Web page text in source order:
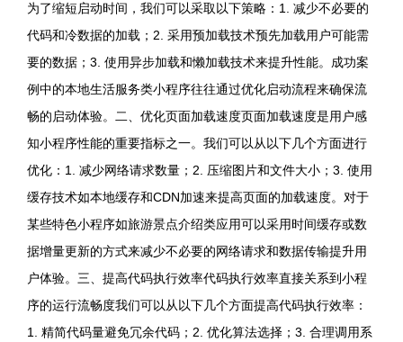
为了缩短启动时间，我们可以采取以下策略：1. 减少不必要的
代码和冷数据的加载；2. 采用预加载技术预先加载用户可能需
要的数据；3. 使用异步加载和懒加载技术来提升性能。成功案
例中的本地生活服务类小程序往往通过优化启动流程来确保流
畅的启动体验。二、优化页面加载速度页面加载速度是用户感
知小程序性能的重要指标之一。我们可以从以下几个方面进行
优化：1. 减少网络请求数量；2. 压缩图片和文件大小；3. 使用
缓存技术如本地缓存和CDN加速来提高页面的加载速度。对于
某些特色小程序如旅游景点介绍类应用可以采用时间缓存或数
据增量更新的方式来减少不必要的网络请求和数据传输提升用
户体验。三、提高代码执行效率代码执行效率直接关系到小程
序的运行流畅度我们可以从以下几个方面提高代码执行效率：
1. 精简代码量避免冗余代码；2. 优化算法选择；3. 合理调用系